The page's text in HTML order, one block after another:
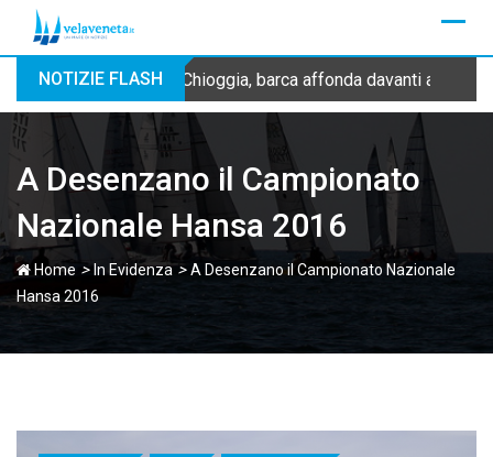
NOTIZIE FLASH Chioggia, barca affonda davanti alla
A Desenzano il Campionato
Nazionale Hansa 2016
Home > In Evidenza>A Desenzano il Campionato Nazionale
Hansa 2016